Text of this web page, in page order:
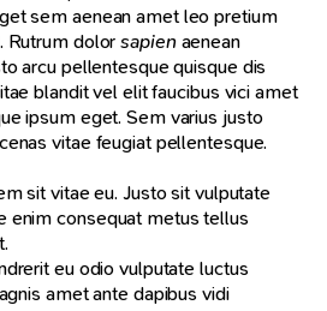
sem aenean amet leo pretium
Rutrum dolorsapienaenean
arcu pellentesque quisque dis
blandit vel elit faucibus vici amet
ipsum eget. Sem varius justo
vitae feugiat pellentesque.
sit vitae eu. Justo sit vulputate
enim consequat metus tellus
eu odio vulputate luctus
amet ante dapibus vidi